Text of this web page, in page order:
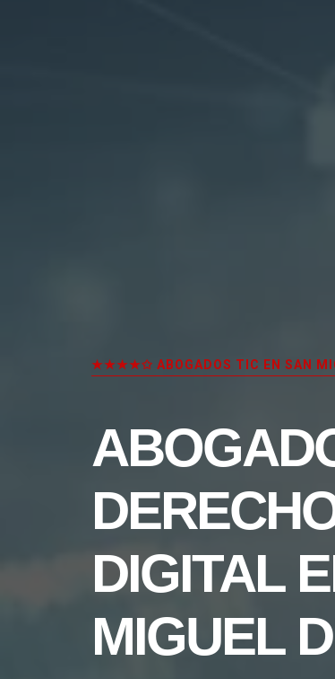
★★★★✩ ABOGADOS TIC EN SAN
DIGITAL
MIGUEL